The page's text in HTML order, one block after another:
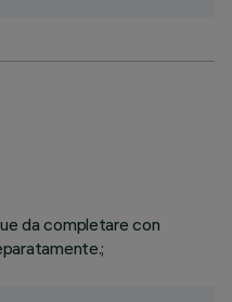
da completare con